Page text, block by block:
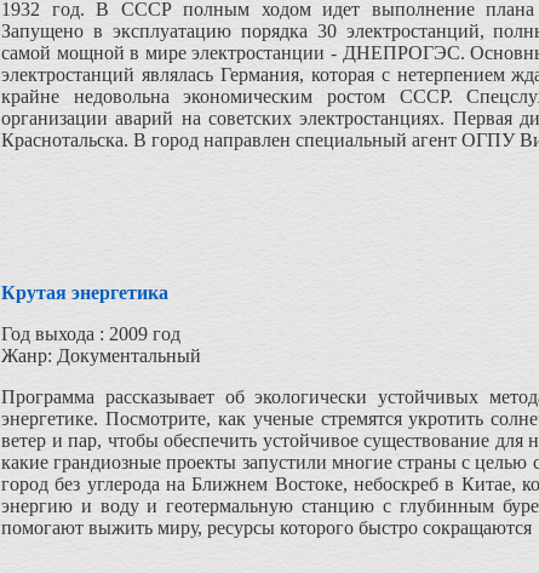
1932 год. В СССР полным ходом идет выполнение
Запущено в эксплуатацию порядка 30 электростанций,
самой мощной в мире электростанции - ДНЕПРОГЭС.
электростанций являлась Германия, которая с нетерпением
крайне недовольна экономическим ростом СССР.
организации аварий на советских электростанциях. Первая
Краснотальска. В город направлен специальный агент ОГПУ
Крутая энергетика
Год выхода : 2009 год
Жанр: Документальный
Программа рассказывает об экологически устойчивых
энергетике. Посмотрите, как ученые стремятся укротить
ветер и пар, чтобы обеспечить устойчивое существование
какие грандиозные проекты запустили многие страны с целью
город без углерода на Ближнем Востоке, небоскреб в Китае,
энергию и воду и геотермальную станцию с глубинным
помогают выжить миру, ресурсы которого быстро сокращаются